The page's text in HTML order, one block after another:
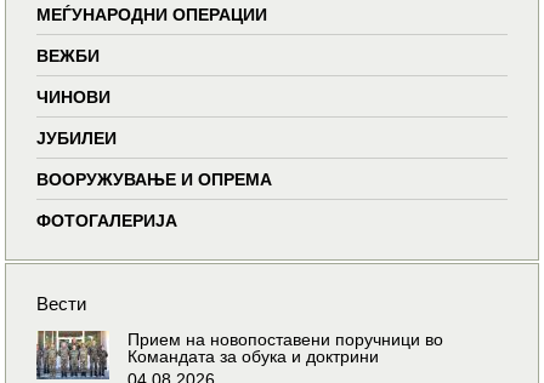
МЕЃУНАРОДНИ ОПЕРАЦИИ
ВЕЖБИ
ЧИНОВИ
ЈУБИЛЕИ
ВООРУЖУВАЊЕ И ОПРЕМА
ФОТОГАЛЕРИЈА
Вести
Прием на новопоставени поручници во
Командата за обука и доктрини
04.08.2026